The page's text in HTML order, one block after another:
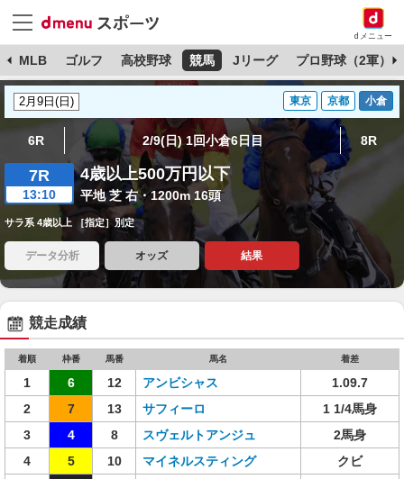
dメニュー
MLB ゴルフ 高校野球 競馬 Jリーグ プロ野球（2軍）
東京 京都 小倉
6R 2/9(日) 1回小倉6日目 8R
7R
13:10
4歳以上500万円以下
平地 芝 右・1200m 16頭
サラ系 4歳以上 ［指定］別定
データ分析 オッズ 結果
競走成績
着順 枠番 馬番 馬名 着差
1 6 12 アンビシャス
1.09.7
2
7 13 サフィーロ
1 1/4馬身
3
4 8 スヴェルトアンジュ
2馬身
4
5 10 マイネルスティング
クビ